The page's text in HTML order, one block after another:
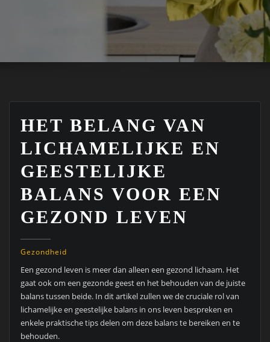
HET BELANG VAN
LICHAMELIJKE EN
GEESTELIJKE
BALANS VOOR EEN
GEZOND LEVEN
Gezondheid
Een gezond leven is meer dan alleen een gezond lichaam. Het
gaat ook om een gezonde geest en het behouden van de juiste
balans tussen beide. In dit artikel zullen we de cruciale rol van
lichamelijke en geestelijke balans in ons leven bespreken en
enkele praktische tips delen om deze balans te bereiken en te
behouden.